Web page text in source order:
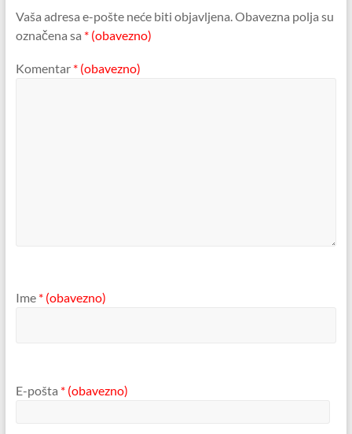
Vaša adresa e-pošte neće biti objavljena.Obavezna polja su
označena sa * (obavezno)
Komentar * (obavezno)
Ime * (obavezno)
E-pošta * (obavezno)